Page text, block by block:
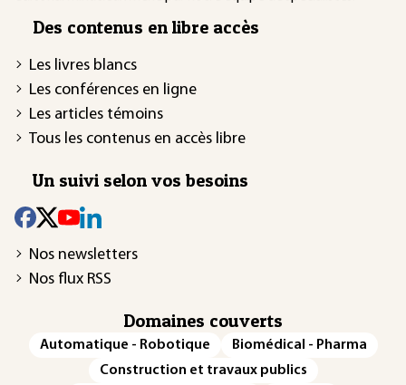
Des contenus en libre accès
Les livres blancs
Les conférences en ligne
Les articles témoins
Tous les contenus en accès libre
Un suivi selon vos besoins
Nos newsletters
Nos flux RSS
Domaines couverts
Automatique - Robotique
Biomédical - Pharma
Construction et travaux publics